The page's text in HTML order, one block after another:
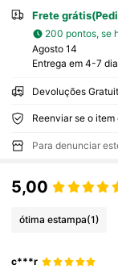
Frete
200 pontos, se
Agosto 14
Entrega em 4-7
Devoluções
Para denunciar
5,00
ótima estampa(1)
c***r